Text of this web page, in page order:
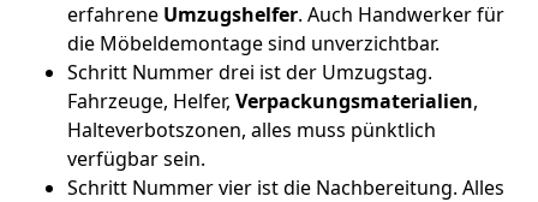
erfahrene Umzugshelfer. Auch Handwerker für
die Möbeldemontage sind unverzichtbar.
Schritt Nummer drei ist der Umzugstag.
Fahrzeuge, Helfer, Verpackungsmaterialien,
Halteverbotszonen, alles muss pünktlich
verfügbar sein.
Schritt Nummer vier ist die Nachbereitung. Alles